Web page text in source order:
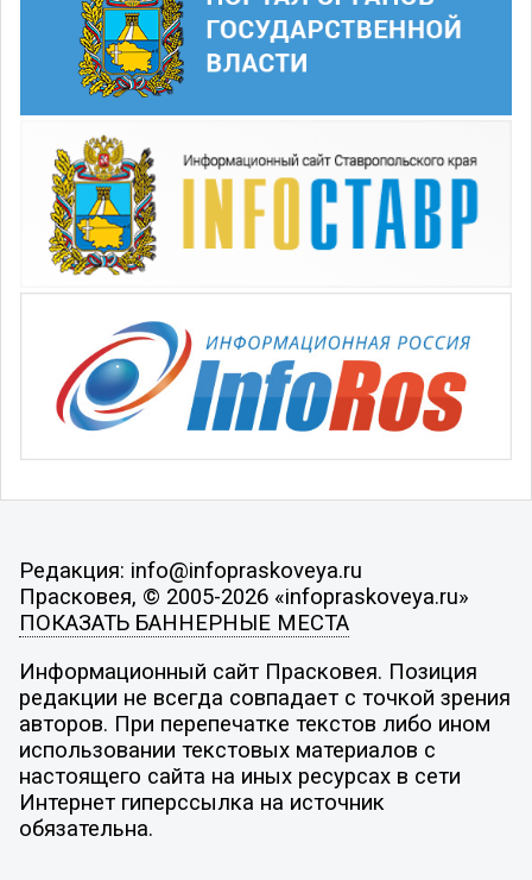
Редакция: info@infopraskoveya.ru
Прасковея, © 2005-2026 «infopraskoveya.ru»
ПОКАЗАТЬ БАННЕРНЫЕ МЕСТА
Информационный сайт Прасковея. Позиция
редакции не всегда совпадает с точкой зрения
авторов. При перепечатке текстов либо ином
использовании текстовых материалов с
настоящего сайта на иных ресурсах в сети
Интернет гиперссылка на источник
обязательна.